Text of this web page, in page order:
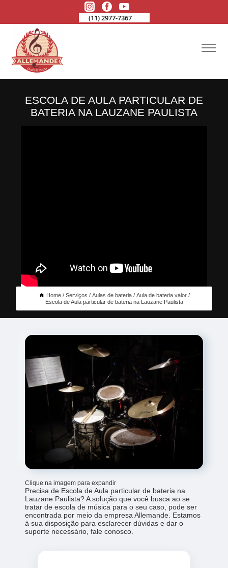
(11) 2977-7367
ESCOLA DE AULA PARTICULAR DE
BATERIA NA LAUZANE PAULISTA
Home Serviços Aulas de bateria
Aula de bateria valor
Escola de Aula particular de bateria na Lauzane Paulista
Clique na imagem para expandir
Precisa de Escola de Aula particular de bateria na
Lauzane Paulista? A solução que você busca ao se
tratar de escola de música para o seu caso, pode ser
encontrada por meio da empresa Allemande. Estamos
à sua disposição para esclarecer dúvidas e dar o
suporte necessário, fale conosco.